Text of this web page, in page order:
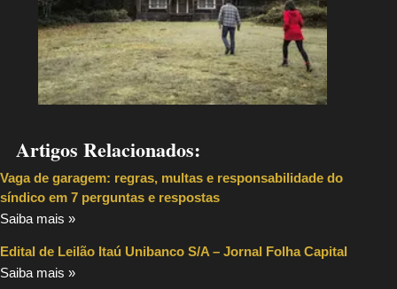
Artigos Relacionados:
Vaga de garagem: regras, multas e responsabilidade do
síndico em 7 perguntas e respostas
Saiba mais »
Edital de Leilão Itaú Unibanco S/A – Jornal Folha Capital
Saiba mais »